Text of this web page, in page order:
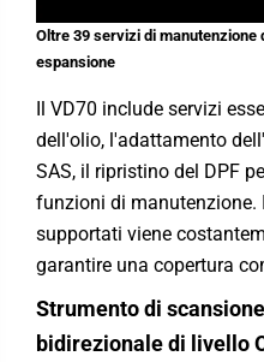
Oltre 39 servizi di manutenzione
espansione
Il VD70 include servizi
dell'olio, l'adattamento
SAS, il ripristino del DPF
funzioni di manutenzione.
supportati viene
garantire una copertura
Strumento di
bidirezionale di livello